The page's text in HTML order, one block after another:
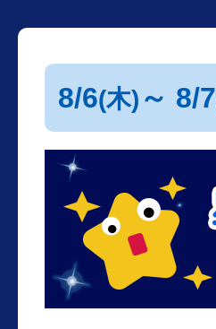
8/6(木) ～ 8/7